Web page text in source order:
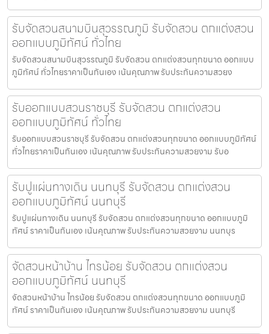
รับจัดสวนสนามบินสุวรรณภูมิ รับจัดสวน ตกแต่งสวน
ออกแบบภูมิทัศน์ ทั่วไทย
รับจัดสวนสนามบินสุวรรณภูมิ รับจัดสวน ตกแต่งสวนทุกขนาด ออกแบบ
ภูมิทัศน์ ทั่วไทยราคาเป็นกันเอง เน้นคุณภาพ รับประกันความสวยง
รับออกแบบสวนราชบุรี รับจัดสวน ตกแต่งสวน
ออกแบบภูมิทัศน์ ทั่วไทย
รับออกแบบสวนราชบุรี รับจัดสวน ตกแต่งสวนทุกขนาด ออกแบบภูมิทัศน์
ทั่วไทยราคาเป็นกันเอง เน้นคุณภาพ รับประกันความสวยงาม รับอ
รับปูแผ่นทางเดิน นนทบุรี รับจัดสวน ตกแต่งสวน
ออกแบบภูมิทัศน์ นนทบุรี
รับปูแผ่นทางเดิน นนทบุรี รับจัดสวน ตกแต่งสวนทุกขนาด ออกแบบภูมิ
ทัศน์ ราคาเป็นกันเอง เน้นคุณภาพ รับประกันความสวยงาม นนทบุร
จัดสวนหน้าบ้าน ไทรน้อย รับจัดสวน ตกแต่งสวน
ออกแบบภูมิทัศน์ นนทบุรี
จัดสวนหน้าบ้าน ไทรน้อย รับจัดสวน ตกแต่งสวนทุกขนาด ออกแบบภูมิ
ทัศน์ ราคาเป็นกันเอง เน้นคุณภาพ รับประกันความสวยงาม นนทบุรี